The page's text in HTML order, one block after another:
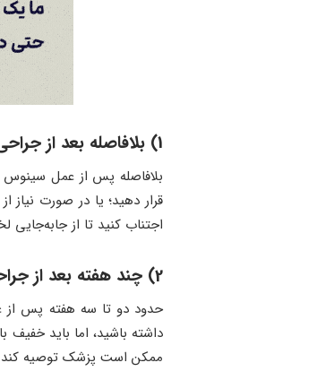
1) بلافاصله بعد از جراحی؛ تجربه مقداری درد و تورم
بلافاصله پس از عمل سینوس
قرار دهید؛ یا در صورت
اجتناب کنید تا از
2) چند هفته بعد از جراحی؛ داشتن مقدار خفیف ناراحتی
حدود دو تا سه هفته پس از
داشته باشید، اما باید
ممکن است پزشک توصیه کند